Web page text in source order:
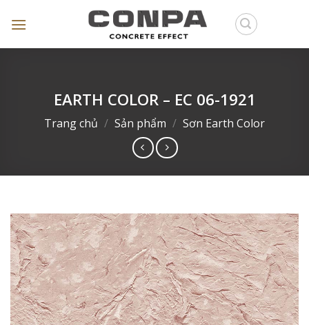
EARTH COLOR – EC 06-1921
Trang chủ / Sản phẩm / Sơn Earth Color